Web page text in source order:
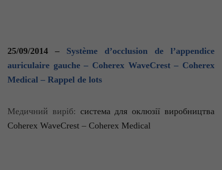
25/09/2014 – Système d’occlusion de l’appendice
auriculaire gauche – Coherex WaveCrest – Coherex
Medical – Rappel de lots
Медичний виріб: система для оклюзії виробництва
Coherex WaveCrest – Coherex Medical